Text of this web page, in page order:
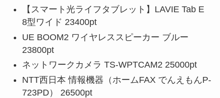
【スマート光ライフタブレット】LAVIE Tab E
8型ワイド 23400pt
UE BOOM2 ワイヤレススピーカー ブルー
23800pt
ネットワークカメラ TS-WPTCAM2 25000pt
NTT西日本 情報機器（ホームFAX でんえもんP-
723PD） 26500pt